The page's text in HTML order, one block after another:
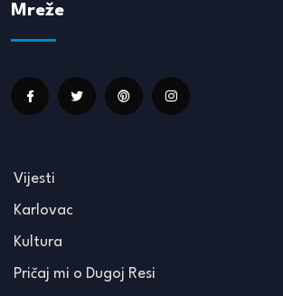
Mreže
Vijesti
Karlovac
Kultura
Pričaj mi o Dugoj Resi